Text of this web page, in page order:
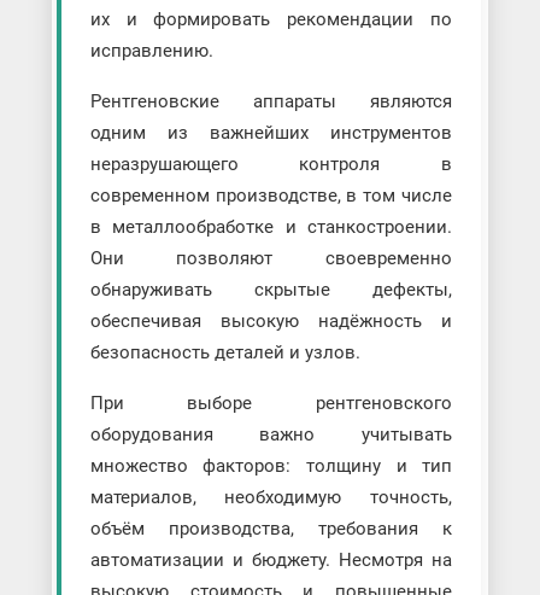
их и формировать рекомендации по
исправлению.
Рентгеновские аппараты являются
одним из важнейших инструментов
неразрушающего контроля в
современном производстве, в том числе
в металлообработке и станкостроении.
Они позволяют своевременно
обнаруживать скрытые дефекты,
обеспечивая высокую надёжность и
безопасность деталей и узлов.
При выборе рентгеновского
оборудования важно учитывать
множество факторов: толщину и тип
материалов, необходимую точность,
объём производства, требования к
автоматизации и бюджету. Несмотря на